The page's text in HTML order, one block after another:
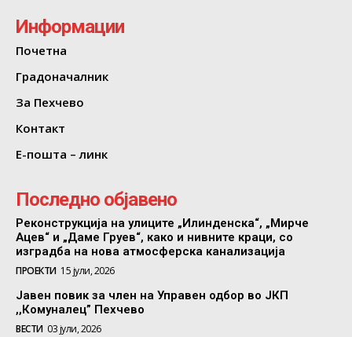
Информации
Почетна
Градоначалник
За Пехчево
Контакт
Е-пошта – линк
Последно објавено
Реконструкција на улиците „Илинденска“, „Мирче
Ацев“ и „Даме Груев“, како и нивните краци, со
изградба на нова атмосферска канализација
ПРОЕКТИ 15 јули, 2026
Јавен повик за член на Управен одбор во ЈКП
,,Комуналец” Пехчево
ВЕСТИ 03 јули, 2026